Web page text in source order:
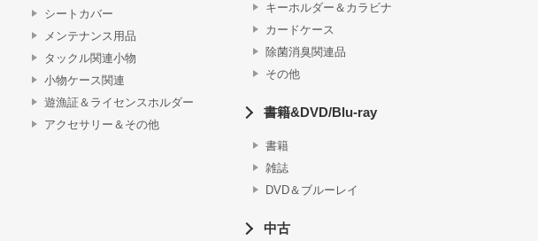
シートカバー
メンテナンス用品
タックル関連小物
小物ケース関連
遊漁証＆ライセンスホルダー
アクセサリー＆その他
キーホルダー＆カラビナ
カードケース
除菌消臭関連品
その他
書籍&DVD/Blu-ray
書籍
雑誌
DVD＆ブルーレイ
中古